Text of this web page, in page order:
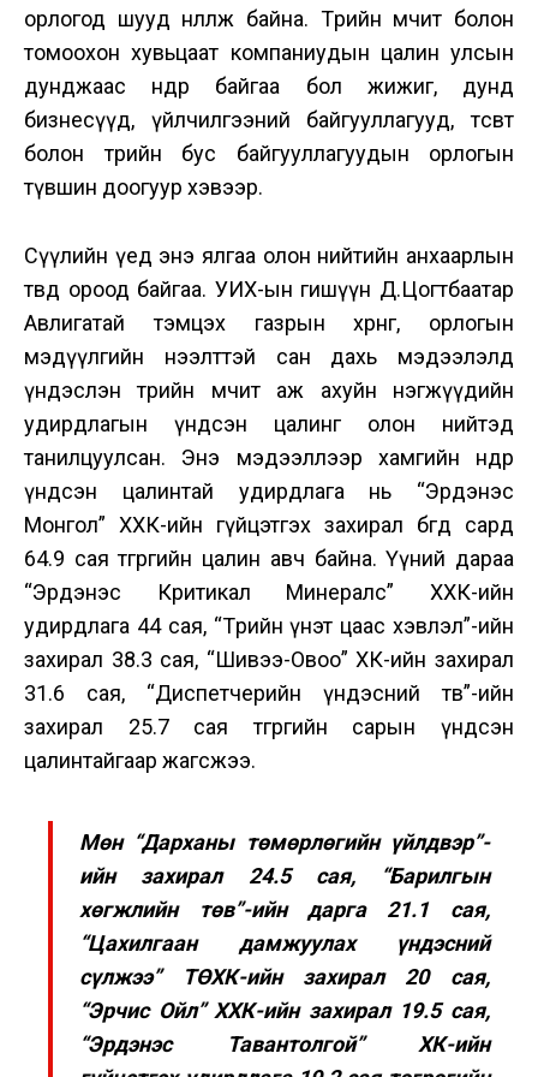
орлогод шууд нөлөөлж байна. Төрийн өмчит болон
томоохон хувьцаат компаниудын цалин улсын
дунджаас өндөр байгаа бол жижиг, дунд
бизнесүүд, үйлчилгээний байгууллагууд, төсөвт
болон төрийн бус байгууллагуудын орлогын
түвшин доогуур хэвээр.
Сүүлийн үед энэ ялгаа олон нийтийн анхаарлын
төвд ороод байгаа. УИХ-ын гишүүн Д.Цогтбаатар
Авлигатай тэмцэх газрын хөрөнгө, орлогын
мэдүүлгийн нээлттэй сан дахь мэдээлэлд
үндэслэн төрийн өмчит аж ахуйн нэгжүүдийн
удирдлагын үндсэн цалинг олон нийтэд
танилцуулсан. Энэ мэдээллээр хамгийн өндөр
үндсэн цалинтай удирдлага нь “Эрдэнэс
Монгол” ХХК-ийн гүйцэтгэх захирал бөгөөд сард
64.9 сая төгрөгийн цалин авч байна. Үүний дараа
“Эрдэнэс Критикал Минералс” ХХК-ийн
удирдлага 44 сая, “Төрийн үнэт цаас хэвлэл”-ийн
захирал 38.3 сая, “Шивээ-Овоо” ХК-ийн захирал
31.6 сая, “Диспетчерийн үндэсний төв”-ийн
захирал 25.7 сая төгрөгийн сарын үндсэн
цалинтайгаар жагсжээ.
Мөн “Дарханы төмөрлөгийн үйлдвэр”-
ийн захирал 24.5 сая, “Барилгын
хөгжлийн төв”-ийн дарга 21.1 сая,
“Цахилгаан дамжуулах үндэсний
сүлжээ” ТӨХК-ийн захирал 20 сая,
“Эрчис Ойл” ХХК-ийн захирал 19.5 сая,
“Эрдэнэс Тавантолгой” ХК-ийн